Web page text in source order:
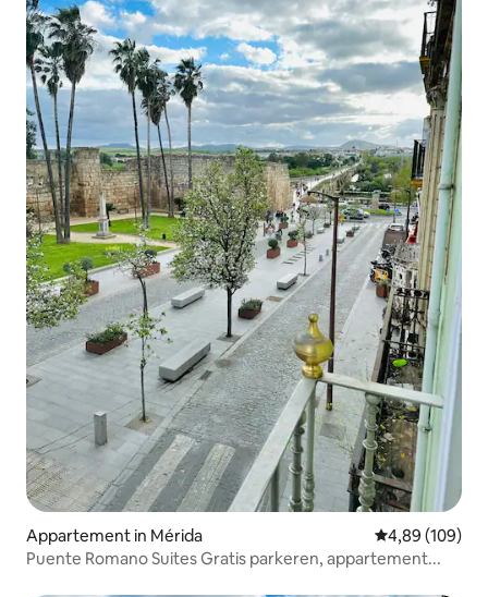
Appartement in Mérida Gemiddelde
4,89 (109)
Puente Romano Suites Gratis parkeren, appartement...